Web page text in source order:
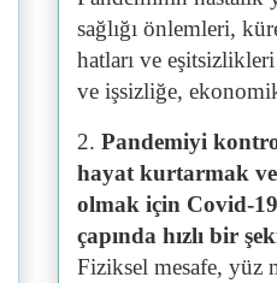
sağlığı önlemleri,
hatları ve
ve işsizliğe,
2. Pandemiyi
hayat kurtarmak ve
olmak için Covid-
çapında hızlı bir
Fiziksel mesafe, yüz